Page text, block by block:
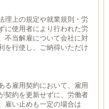
理上の規定や就業規則・労
に使用者により行われた労
不当解雇について会社に対
を行使し、ご納得いただけ
る雇用契約において、雇用
契約を更新せずに、労働者
雇い止めも一定の場合は